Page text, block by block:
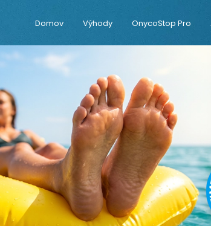
Domov Výhody OnycoStop Pro